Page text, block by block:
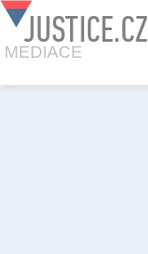
JUSTICE.CZ
MEDIACE